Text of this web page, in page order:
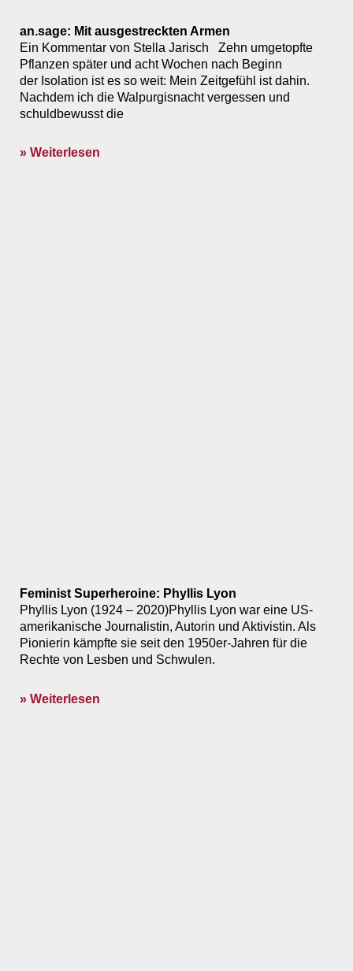
an.sage: Mit ausgestreckten Armen
Ein Kommentar von Stella Jarisch Zehn umgetopfte
Pflanzen später und acht Wochen nach Beginn
der Isolation ist es so weit: Mein Zeitgefühl ist dahin.
Nachdem ich die Walpurgisnacht vergessen und
schuldbewusst die
» Weiterlesen
Feminist Superheroine: Phyllis Lyon
Phyllis Lyon (1924 – 2020)Phyllis Lyon war eine US-
amerikanische Journalistin, Autorin und Aktivistin. Als
Pionierin kämpfte sie seit den 1950er-Jahren für die
Rechte von Lesben und Schwulen.
» Weiterlesen